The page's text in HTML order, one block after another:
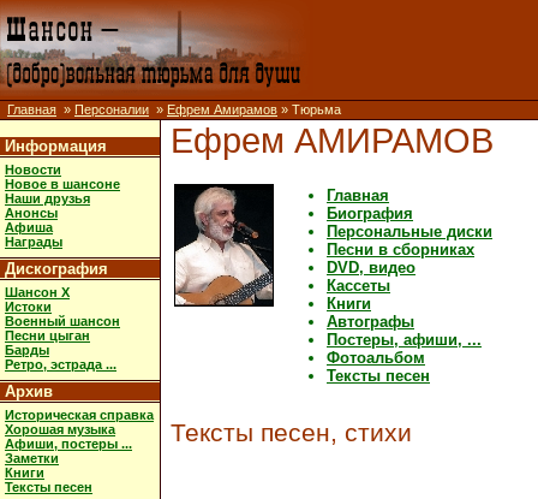
Главная » Персоналии » Ефрем Амирамов » Тюрьма
Информация
Новости
Новое в шансоне
Наши друзья
Анонсы
Афиша
Награды
Дискография
Шансон X
Истоки
Военный шансон
Песни цыган
Барды
Ретро, эстрада ...
Архив
Историческая справка
Хорошая музыка
Афиши, постеры ...
Заметки
Книги
Тексты песен
Ефрем АМИРАМОВ
Главная
Биография
Персональные диски
Песни в сборниках
DVD, видео
Кассеты
Книги
Автографы
Постеры, афиши, ...
Фотоальбом
Тексты песен
Тексты песен, стихи